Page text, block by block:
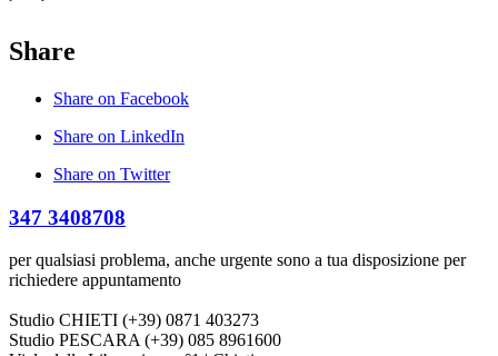
Share
Share on Facebook
Share on LinkedIn
Share on Twitter
347 3408708
per qualsiasi problema, anche urgente sono a tua disposizione per
richiedere appuntamento
Studio CHIETI (+39) 0871 403273
Studio PESCARA (+39) 085 8961600